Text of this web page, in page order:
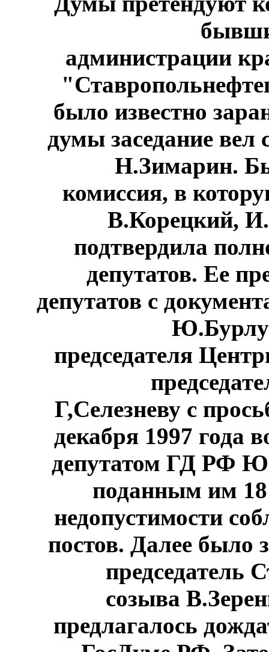
администрации
было известно
думы заседание
Н.Зимарин.
комиссия, в
В.Корецкий,
подтвердила
депутатов. Ее
депутатов с
председателя
Г,Селезневу с
декабря 1997 года
депутатом ГД РФ
поданным им 18
недопустимости
постов. Далее было
председатель
созыва
предлагалось